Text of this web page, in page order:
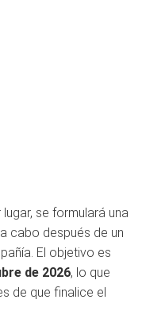
se formulará una
cabo después de un
El objetivo es
de 2026, lo que
de que finalice el